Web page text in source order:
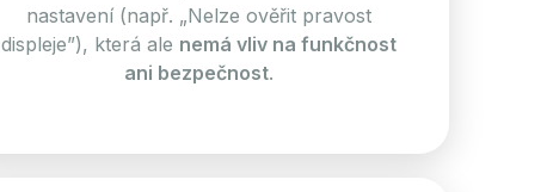
nastavení (např. „Nelze ověřit pravost
displeje”), která ale nemá vliv na funkčnost
ani bezpečnost.